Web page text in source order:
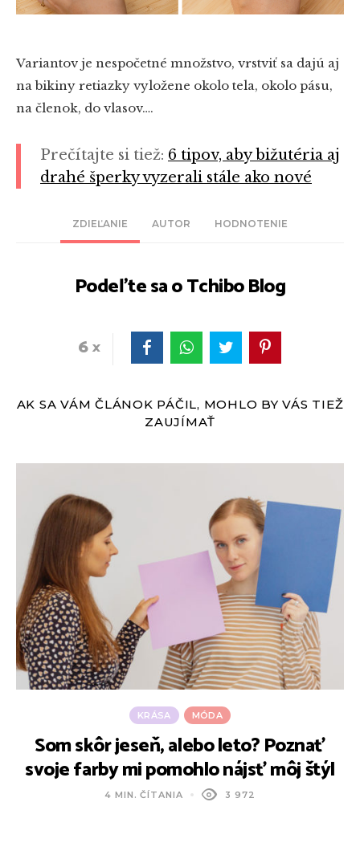
ZDIEĽANIE AUTOR HODNOTENIE
Podeľte sa o Tchibo Blog
6
Variantov je nespočetné množstvo, vrstviť sa dajú aj
na bikiny retiazky vyložene okolo tela, okolo pásu,
na členok, do vlasov….
Prečítajte si tiež: 6 tipov, aby bižutéria aj
drahé šperky vyzerali stále ako nové
AK SA VÁM ČLÁNOK PÁČIL, MOHLO BY VÁS TIEŽ
ZAUJÍMAŤ
KRÁSA MÓDA
Som skôr jeseň, alebo leto? Poznať
svoje farby mi pomohlo nájsť môj štýl
4 MIN. ČÍTANIA 3 972